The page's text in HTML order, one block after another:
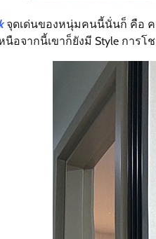
จุดเด่นของหนุ่มคนนี้นั่นก็ คือ ค
นือจากนี้เขาก็ยังมี Style การโ